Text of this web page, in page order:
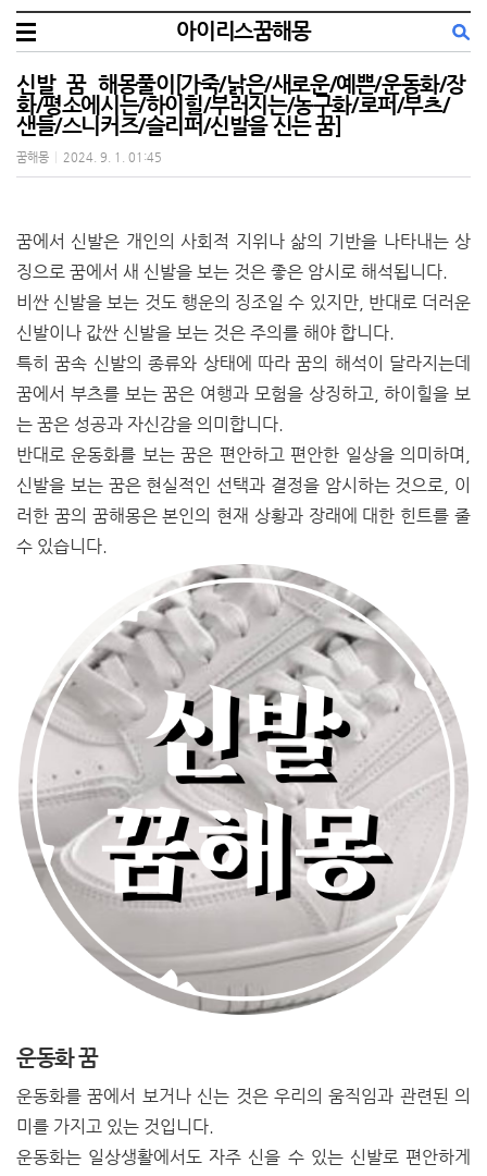
아이리스꿈해몽
신발 꿈 해몽풀이[가죽/낡은/새로운/예쁜/운동화/장
화/평소에시는/하이힐/부러지는/농구화/로퍼/부츠/
샌들/스니커즈/슬리퍼/신발을 신는 꿈]
꿈해몽 2024. 9. 1. 01:45
꿈에서 신발은 개인의 사회적 지위나 삶의 기반을 나타내는 상
징으로 꿈에서 새 신발을 보는 것은 좋은 암시로 해석됩니다.
비싼 신발을 보는 것도 행운의 징조일 수 있지만, 반대로 더러운
신발이나 값싼 신발을 보는 것은 주의를 해야 합니다.
특히 꿈속 신발의 종류와 상태에 따라 꿈의 해석이 달라지는데
꿈에서 부츠를 보는 꿈은 여행과 모험을 상징하고, 하이힐을 보
는 꿈은 성공과 자신감을 의미합니다.
반대로 운동화를 보는 꿈은 편안하고 편안한 일상을 의미하며,
신발을 보는 꿈은 현실적인 선택과 결정을 암시하는 것으로, 이
러한 꿈의 꿈해몽은 본인의 현재 상황과 장래에 대한 힌트를 줄
수 있습니다.
운동화 꿈
운동화를 꿈에서 보거나 신는 것은 우리의 움직임과 관련된 의
미를 가지고 있는 것입니다.
운동화는 일상생활에서도 자주 신을 수 있는 신발로 편안하게